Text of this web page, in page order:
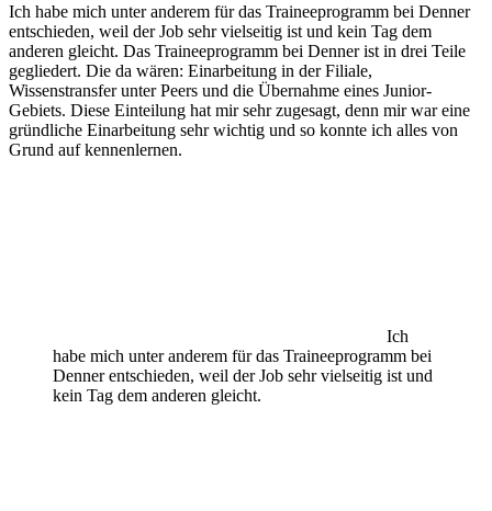
Ich habe mich unter anderem für das Traineeprogramm bei Denner
entschieden, weil der Job sehr vielseitig ist und kein Tag dem
anderen gleicht. Das Traineeprogramm bei Denner ist in drei Teile
gegliedert. Die da wären: Einarbeitung in der Filiale,
Wissenstransfer unter Peers und die Übernahme eines Junior-
Gebiets. Diese Einteilung hat mir sehr zugesagt, denn mir war eine
gründliche Einarbeitung sehr wichtig und so konnte ich alles von
Grund auf kennenlernen.
Ich
habe mich unter anderem für das Traineeprogramm bei
Denner entschieden, weil der Job sehr vielseitig ist und
kein Tag dem anderen gleicht.